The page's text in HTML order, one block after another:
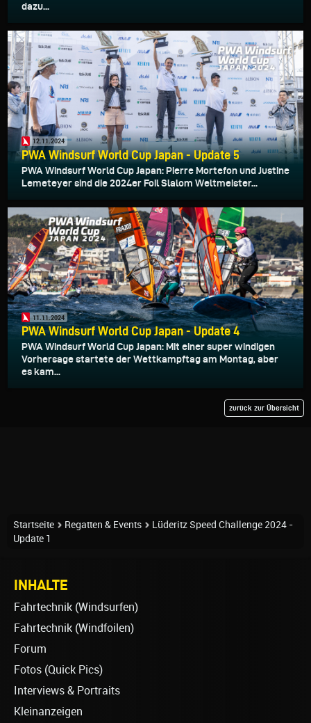
dazu...
12.11.2024
PWA Windsurf World Cup Japan - Update 5
PWA Windsurf World Cup Japan: Pierre Mortefon und Justine
Lemeteyer sind die 2024er Foil Slalom Weltmeister...
11.11.2024
PWA Windsurf World Cup Japan - Update 4
PWA Windsurf World Cup Japan: Mit einer super windigen
Vorhersage startete der Wettkampftag am Montag, aber
es kam...
zurück zur Übersicht
Startseite Regatten & Events
Lüderitz Speed Challenge 2024 -
Update 1
INHALTE
Fahrtechnik (Windsurfen)
Fahrtechnik (Windfoilen)
Forum
Fotos (Quick Pics)
Interviews & Portraits
Kleinanzeigen